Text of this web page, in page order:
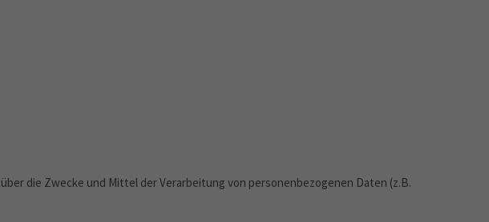
die Zwecke und Mittel der Verarbeitung von personenbezogenen Daten (z.B.